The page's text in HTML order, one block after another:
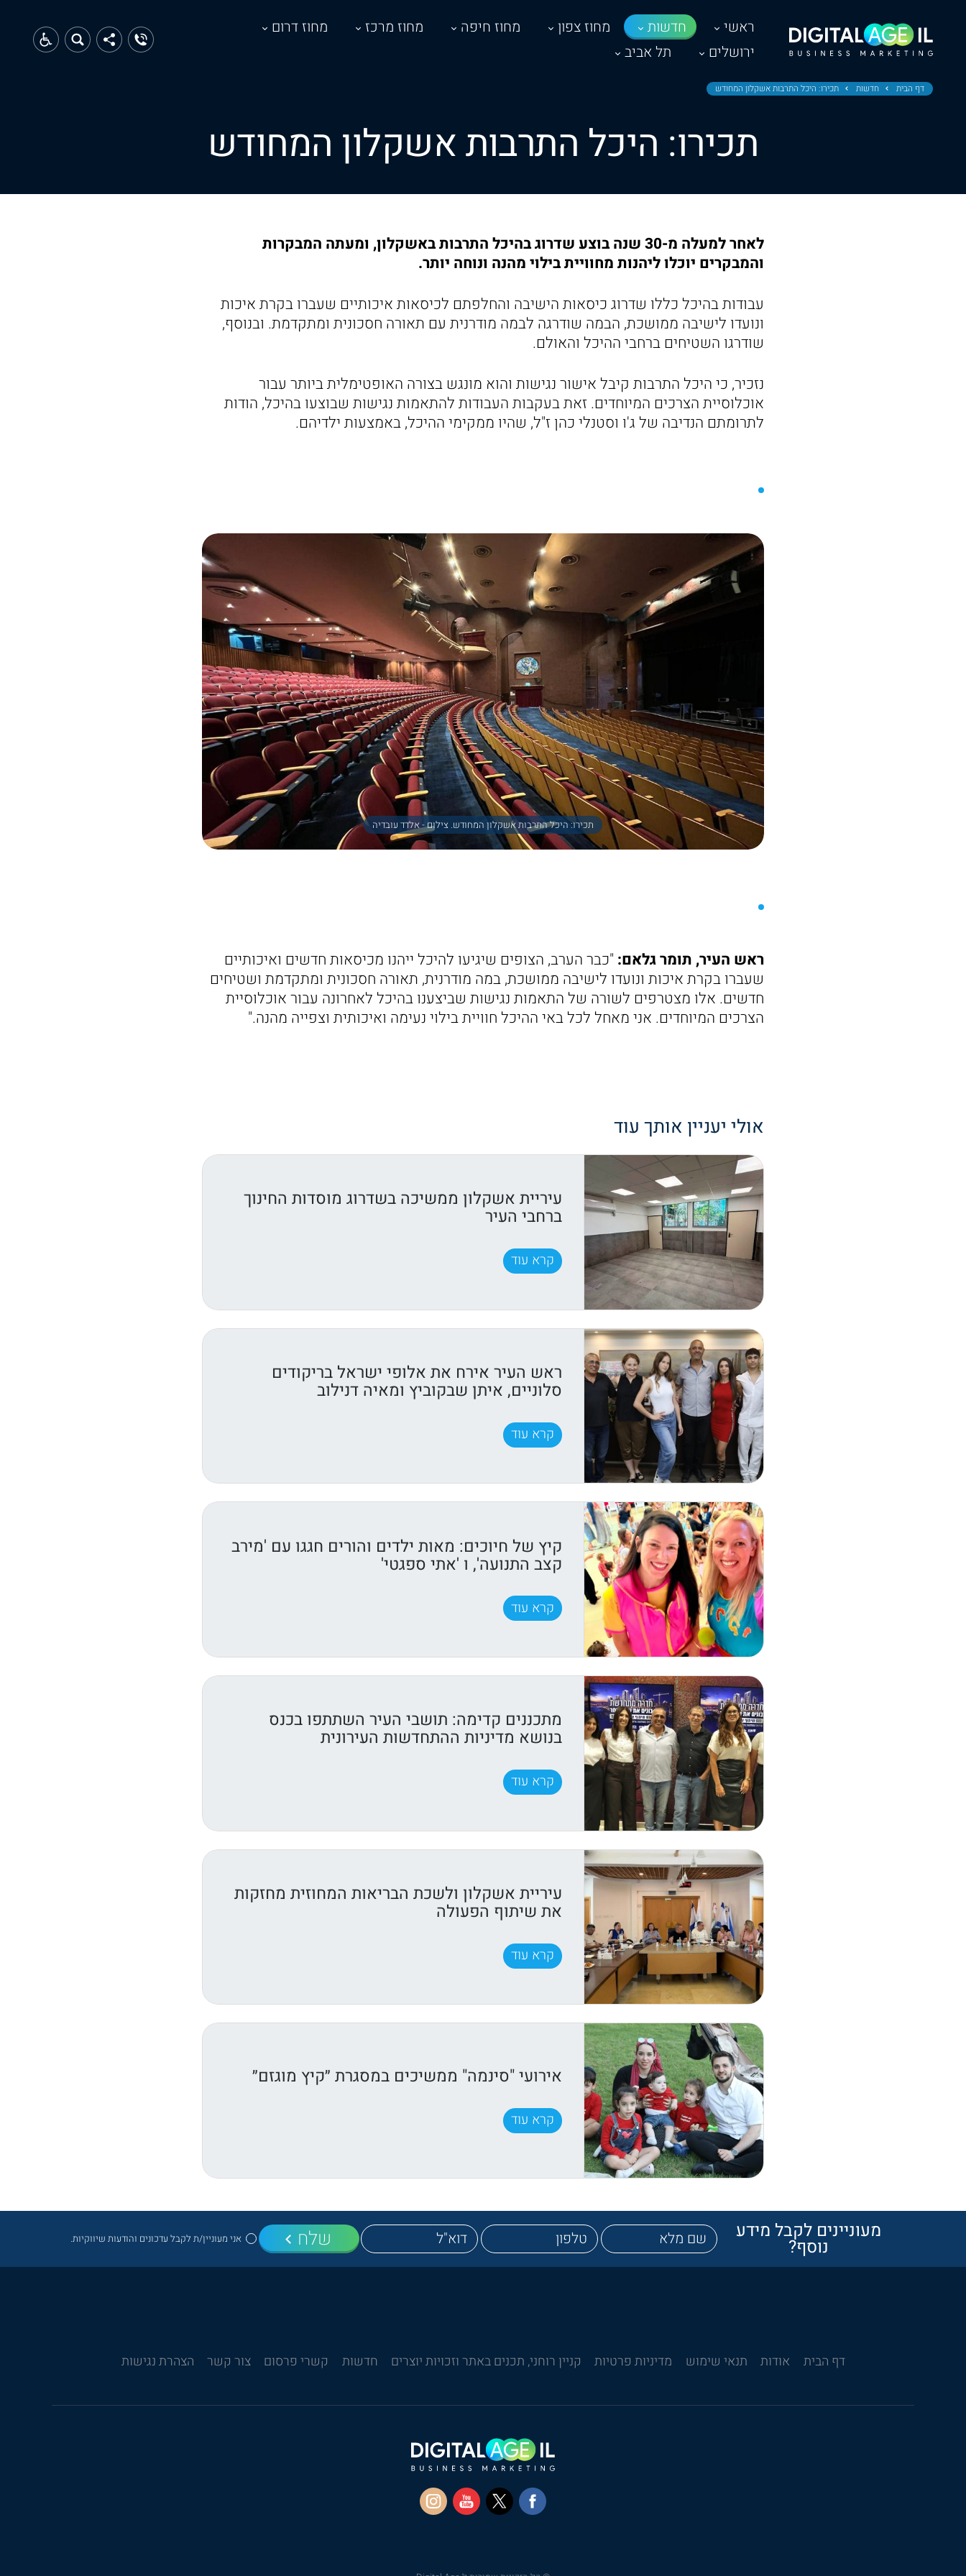
ראשי חדשות מחוז צפון מחוז חיפה מחוז מרכז
מחוז דרום
ירושלים
תל אביב
דף הבית חדשות תכירו: היכל התרבות אשקלון המחודש
תכירו: היכל התרבות אשקלון המחודש
לאחר למעלה מ-30 שנה בוצע שדרוג בהיכל התרבות באשקלון, ומעתה המבקרות
והמבקרים יוכלו ליהנות מחוויית בילוי מהנה ונוחה יותר.
עבודות בהיכל כללו שדרוג כיסאות הישיבה והחלפתם לכיסאות איכותיים שעברו בקרת איכות
ונועדו לישיבה ממושכת, הבמה שודרגה לבמה מודרנית עם תאורה חסכונית ומתקדמת. ובנוסף,
שודרגו השטיחים ברחבי ההיכל והאולם.
נזכיר, כי היכל התרבות קיבל אישור נגישות והוא מונגש בצורה האופטימלית ביותר עבור
אוכלוסיית הצרכים המיוחדים. זאת בעקבות העבודות להתאמות נגישות שבוצעו בהיכל, הודות
לתרומתם הנדיבה של ג'ו וסטנלי כהן ז"ל, שהיו ממקימי ההיכל, באמצעות ילדיהם.
תכירו: היכל התרבות אשקלון המחודש. צילום - אלדד עובדיה
ראש העיר, תומר גלאם: "כבר הערב, הצופים שיגיעו להיכל ייהנו מכיסאות חדשים ואיכותיים
שעברו בקרת איכות ונועדו לישיבה ממושכת, במה מודרנית, תאורה חסכונית ומתקדמת ושטיחים
חדשים. אלו מצטרפים לשורה של התאמות נגישות שביצענו בהיכל לאחרונה עבור אוכלוסיית
הצרכים המיוחדים. אני מאחל לכל באי ההיכל חוויית בילוי נעימה ואיכותית וצפייה מהנה."
אולי יעניין אותך עוד
עיריית אשקלון ממשיכה בשדרוג מוסדות החינוך
ברחבי העיר
קרא עוד
ראש העיר אירח את אלופי ישראל בריקודים
סלוניים, איתן שבקוביץ ומאיה דנילוב
קרא עוד
קיץ של חיוכים: מאות ילדים והורים חגגו עם 'מירב
קצב התנועה', ו 'אתי ספגטי'
קרא עוד
מתכננים קדימה: תושבי העיר השתתפו בכנס
בנושא מדיניות ההתחדשות העירונית
קרא עוד
עיריית אשקלון ולשכת הבריאות המחוזית מחזקות
את שיתוף הפעולה
קרא עוד
אירועי "סינמה" ממשיכים במסגרת ״קיץ מוגזם״
קרא עוד
מעוניינים לקבל מידע
נוסף? אני מעוניין/ת לקבל עדכונים והודעות שיווקיות. שלח
דף הבית אודות תנאי שימוש מדיניות פרטיות קניין רוחני, תכנים באתר וזכויות יוצרים חדשות קשרי פרסום צור קשר הצהרת נגישות